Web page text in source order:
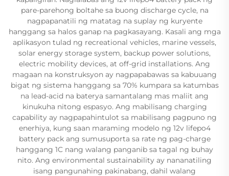
pare-parehong boltahe sa buong discharge cycle, na
nagpapanatili ng matatag na suplay ng kuryente
hanggang sa halos ganap na pagkasayang. Kasali ang mga
aplikasyon tulad ng recreational vehicles, marine vessels,
solar energy storage system, backup power solutions,
electric mobility devices, at off-grid installations. Ang
magaan na konstruksyon ay nagpapabawas sa kabuuang
bigat ng sistema hanggang sa 70% kumpara sa katumbas
na lead-acid na baterya samantalang mas maliit ang
kinukuha nitong espasyo. Ang mabilisang charging
capability ay nagpapahintulot sa mabilisang pagpuno ng
enerhiya, kung saan maraming modelo ng 12v lifepo4
battery pack ang sumusuporta sa rate ng pag-charge
hanggang 1C nang walang panganib sa tagal ng buhay
nito. Ang environmental sustainability ay nananatiling
isang pangunahing pakinabang, dahil walang